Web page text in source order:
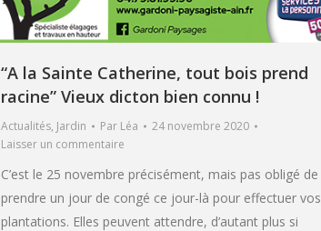
“A la Sainte Catherine, tout bois prend
racine” Vieux dicton bien connu !
Actualités, Jardin Par Léa
24 novembre 2020
Laisser un commentaire
C’est le 25 novembre précisément, mais pas obligé de
prendre un jour de congé ce jour-là pour effectuer vos
plantations. Elles peuvent attendre, d’autant plus si